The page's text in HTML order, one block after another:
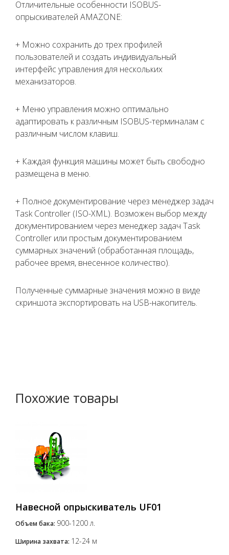
Отличительные особенности ISOBUS-
опрыскивателей AMAZONE:
+ Можно сохранить до трех профилей
пользователей и создать индивидуальный
интерфейс управления для нескольких
механизаторов.
+ Меню управления можно оптимально
адаптировать к различным ISOBUS-терминалам c
различным числом клавиш.
+ Каждая функция машины может быть свободно
размещена в меню.
+ Полное документирование через менеджер задач
Task Controller (ISO-XML). Возможен выбор между
документированием через менеджер задач Task
Controller или простым документированием
суммарных значений (обработанная площадь,
рабочее время, внесенное количество).
Полученные суммарные значения можно в виде
скриншота экспортировать на USB-накопитель.
Похожие товары
Навесной опрыскиватель UF01
Объем бака: 900-1200 л.
Ширина захвата: 12-24 м